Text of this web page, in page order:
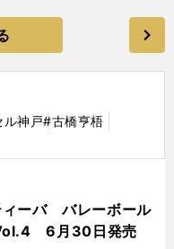
ル神戸#古橋亨梧
ィーバ バレーボール
6月30日発売